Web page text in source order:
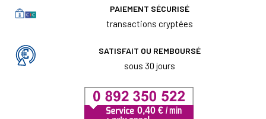
PAIEMENT SÉCURISÉ
transactions cryptées
SATISFAIT OU REMBOURSÉ
sous 30 jours